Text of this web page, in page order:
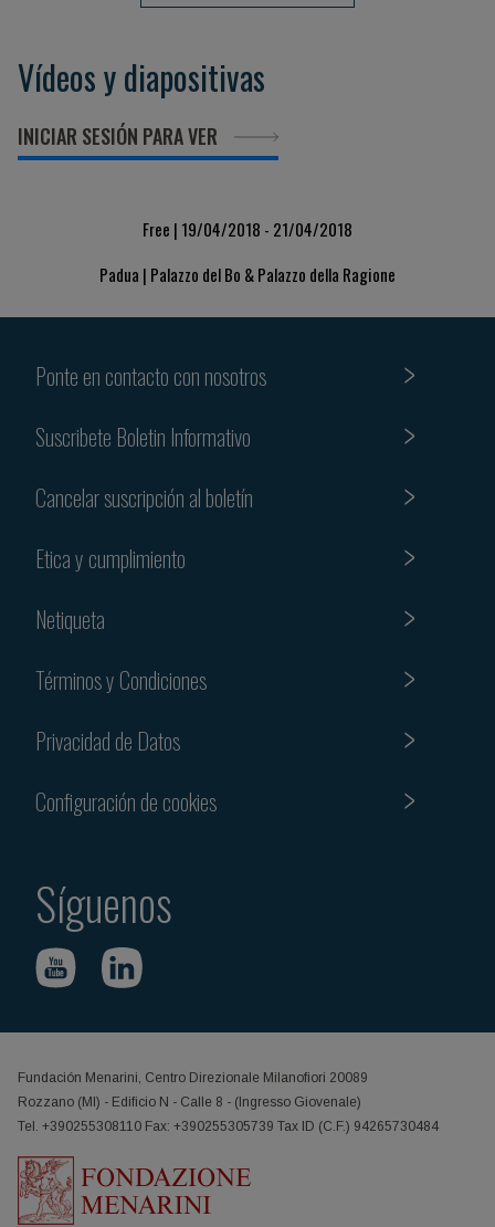
Vídeos y diapositivas
INICIAR SESIÓN PARA VER
Free | 19/04/2018 - 21/04/2018
Padua | Palazzo del Bo & Palazzo della Ragione
Ponte en contacto con nosotros
Suscribete Boletin Informativo
Cancelar suscripción al boletín
Etica y cumplimiento
Netiqueta
Términos y Condiciones
Privacidad de Datos
Configuración de cookies
Síguenos
Fundación Menarini, Centro Direzionale Milanofiori 20089
Rozzano (MI) - Edificio N - Calle 8 - (Ingresso Giovenale)
Tel. +390255308110 Fax: +390255305739 Tax ID (C.F.) 94265730484